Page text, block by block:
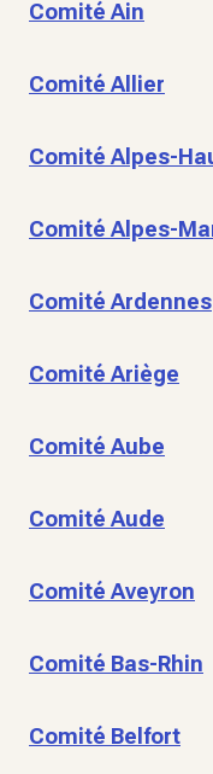
Comité Ain
Comité Allier
Comité Alpes-
Comité Alpes-
Comité Ardennes
Comité Ariège
Comité Aube
Comité Aude
Comité Aveyron
Comité Bas-Rhin
Comité Belfort